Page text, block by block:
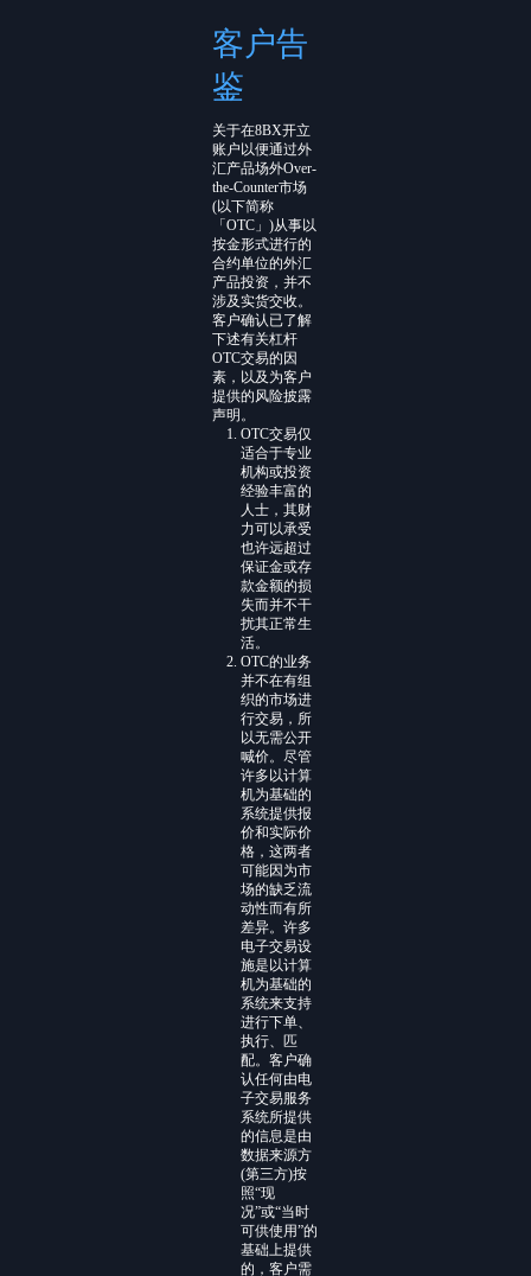
客户告
鉴
关于在8BX开立
账户以便通过外
汇产品场外Over-
the-Counter市场
(以下简称
「OTC」)从事以
按金形式进行的
合约单位的外汇
产品投资，并不
涉及实货交收。
客户确认已了解
下述有关杠杆
OTC交易的因
素，以及为客户
提供的风险披露
声明。
OTC交易仅
适合于专业
机构或投资
经验丰富的
人士，其财
力可以承受
也许远超过
保证金或存
款金额的损
失而并不干
扰其正常生
活。
OTC的业务
并不在有组
织的市场进
行交易，所
以无需公开
喊价。尽管
许多以计算
机为基础的
系统提供报
价和实际价
格，这两者
可能因为市
场的缺乏流
动性而有所
差异。许多
电子交易设
施是以计算
机为基础的
系统来支持
进行下单、
执行、匹
配。客户确
认任何由电
子交易服务
系统所提供
的信息是由
数据来源方
(第三方)按
照“现
况”或“当时
可供使用”的
基础上提供
的，客户需